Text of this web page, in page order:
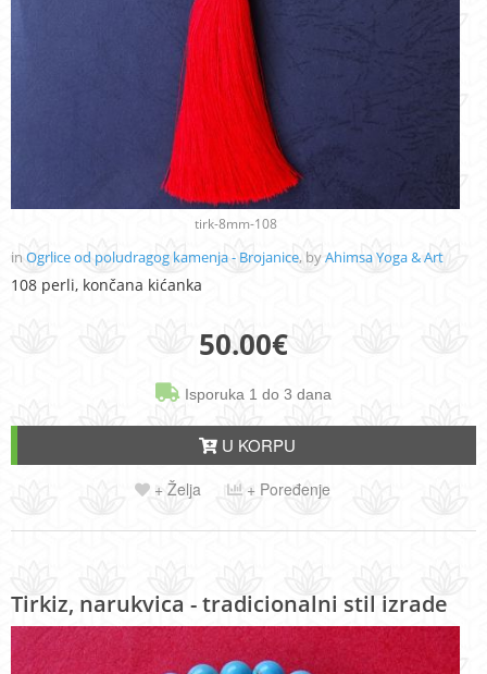
tirk-8mm-108
in Ogrlice od poludragog kamenja - Brojanice, byAhimsa Yoga & Art
108 perli, končana kićanka
50.00€
Isporuka 1 do 3 dana
U KORPU
+ Želja + Poređenje
Tirkiz, narukvica - tradicionalni stil izrade